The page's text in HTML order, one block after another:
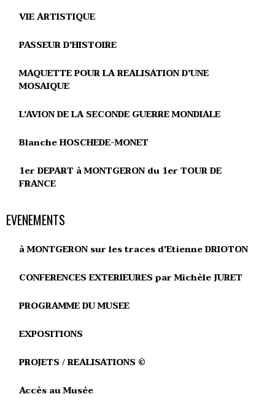
VIE ARTISTIQUE
PASSEUR D'HISTOIRE
MAQUETTE POUR LA REALISATION D'UNE
MOSAIQUE
L'AVION DE LA SECONDE GUERRE MONDIALE
Blanche HOSCHEDE-MONET
1er DEPART à MONTGERON du 1er TOUR DE
FRANCE
EVENEMENTS
à MONTGERON sur les traces d'Etienne DRIOTON
CONFERENCES EXTERIEURES par Michèle JURET
PROGRAMME DU MUSEE
EXPOSITIONS
PROJETS / REALISATIONS ©
Accès au Musée